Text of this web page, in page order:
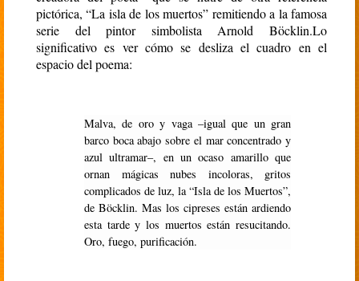
pictórica, “La isla de los muertos” remitiendo a la famosa
serie del pintor simbolista Arnold Böcklin.Lo
significativo es ver cómo se desliza el cuadro en el
espacio del poema:
Malva, de oro y vaga –igual que un gran
barco boca abajo sobre el mar concentrado y
azul ultramar–, en un ocaso amarillo que
ornan mágicas nubes incoloras, gritos
complicados de luz, la “Isla de los Muertos”,
de Böcklin. Mas los cipreses están ardiendo
esta tarde y los muertos están resucitando.
Oro, fuego, purificación.